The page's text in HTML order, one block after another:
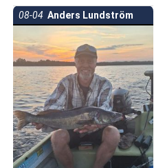
08-04 Anders Lundström